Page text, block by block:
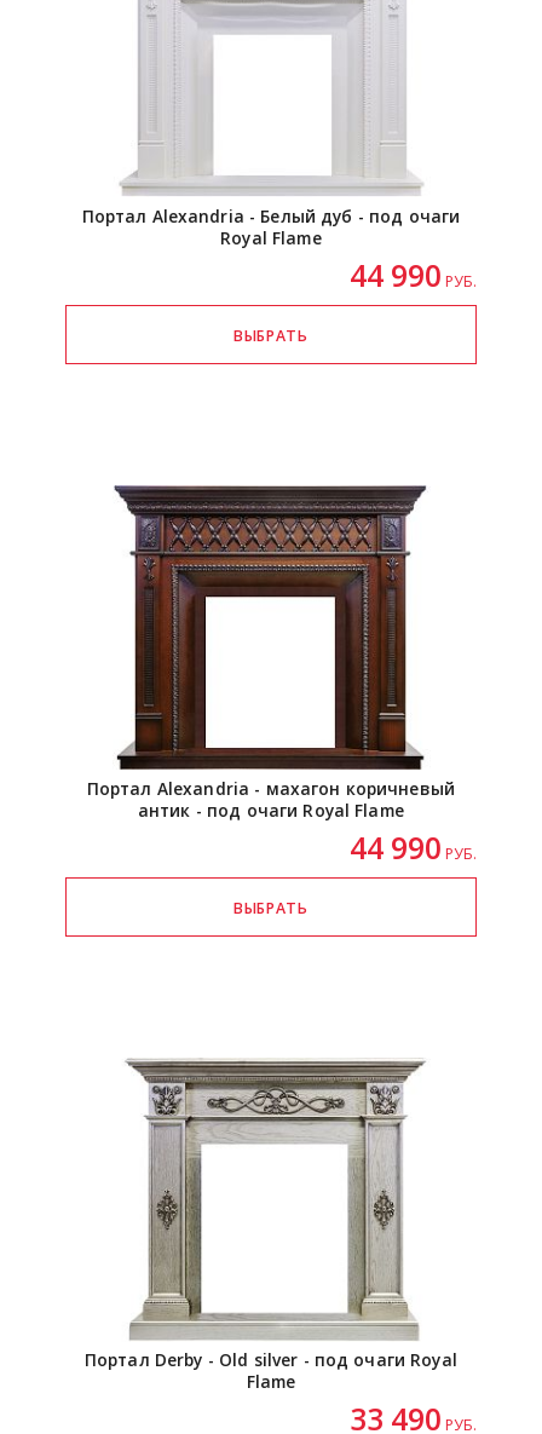
Портал Alexandria - Белый дуб - под очаги
Royal Flame
44 990 РУБ.
Портал Alexandria - махагон коричневый
антик - под очаги Royal Flame
44 990 РУБ.
Портал Derby - Old silver - под очаги Royal
Flame
33 490 РУБ.